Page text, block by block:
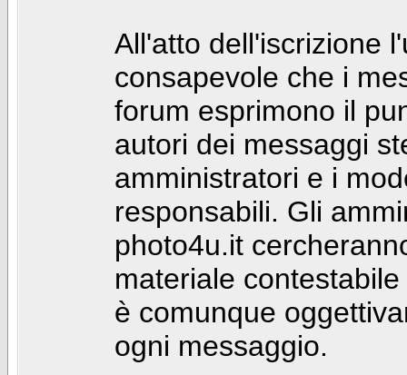
All'atto dell'iscrizione
consapevole che i
forum esprimono il
autori dei messaggi
amministratori e i
responsabili. Gli
photo4u.it
materiale
è comunque
ogni messaggio.